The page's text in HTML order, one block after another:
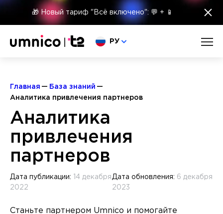
🎁 Новый тариф "Всё включено": 💬 + 📱 ×
Выберите язык
РУ
Главная
База знаний
Аналитика привлечения партнеров
Аналитика
привлечения
партнеров
Дата публикации:
14 декабря
2022
Дата обновления: 6 декабря
2023
Станьте партнером Umnico и помогайте